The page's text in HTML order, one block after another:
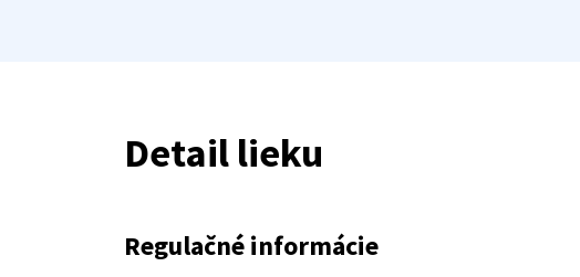
Detail lieku
Regulačné informácie